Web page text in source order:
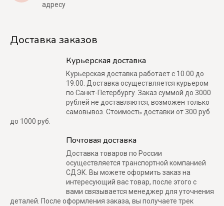
адресу
Доставка заказов
Курьерская доставка
Курьерская доставка работает с 10.00 до
19.00. Доставка осуществляется курьером
по Санкт-Петербургу. Заказ суммой до 3000
рублей не доставляются, возможен только
самовывоз. Стоимость доставки от 300 руб
до 1000 руб.
Почтовая доставка
Доставка товаров по России
осуществляется транспортной компанией
СДЭК. Вы можете оформить заказ на
интересующий вас товар, после этого с
вами связывается менеджер для уточнения
деталей. После оформления заказа, вы получаете трек